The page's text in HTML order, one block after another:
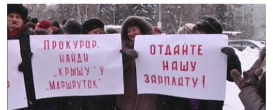
Вернутся
поиску
КАВКАЗ.РЕАЛИИ
СЕВЕР.РЕАЛИИ
СИБИРЬ.РЕАЛИИ
РАСПИСАНИЕ ВЕЩАНИЯ
ПОДПИШИТЕСЬ НА РАССЫЛКУ